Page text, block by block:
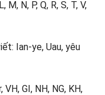
M, N, P, Q, R, S, T, V,
Ian-ye, Uau, yêu
GI, NH, NG, KH,